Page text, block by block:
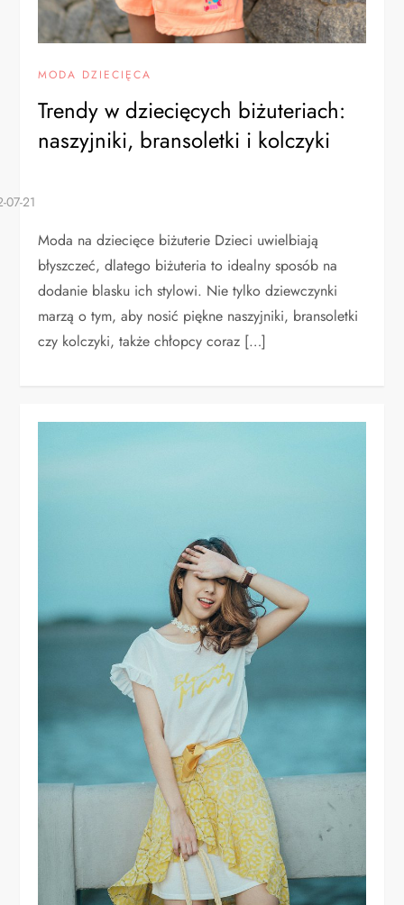
MODA DZIECIĘCA
Trendy w dziecięcych biżuteriach:
naszyjniki, bransoletki i kolczyki
Moda na dziecięce biżuterie Dzieci uwielbiają
błyszczeć, dlatego biżuteria to idealny sposób na
dodanie blasku ich stylowi. Nie tylko dziewczynki
marzą o tym, aby nosić piękne naszyjniki, bransoletki
czy kolczyki, także chłopcy coraz […]